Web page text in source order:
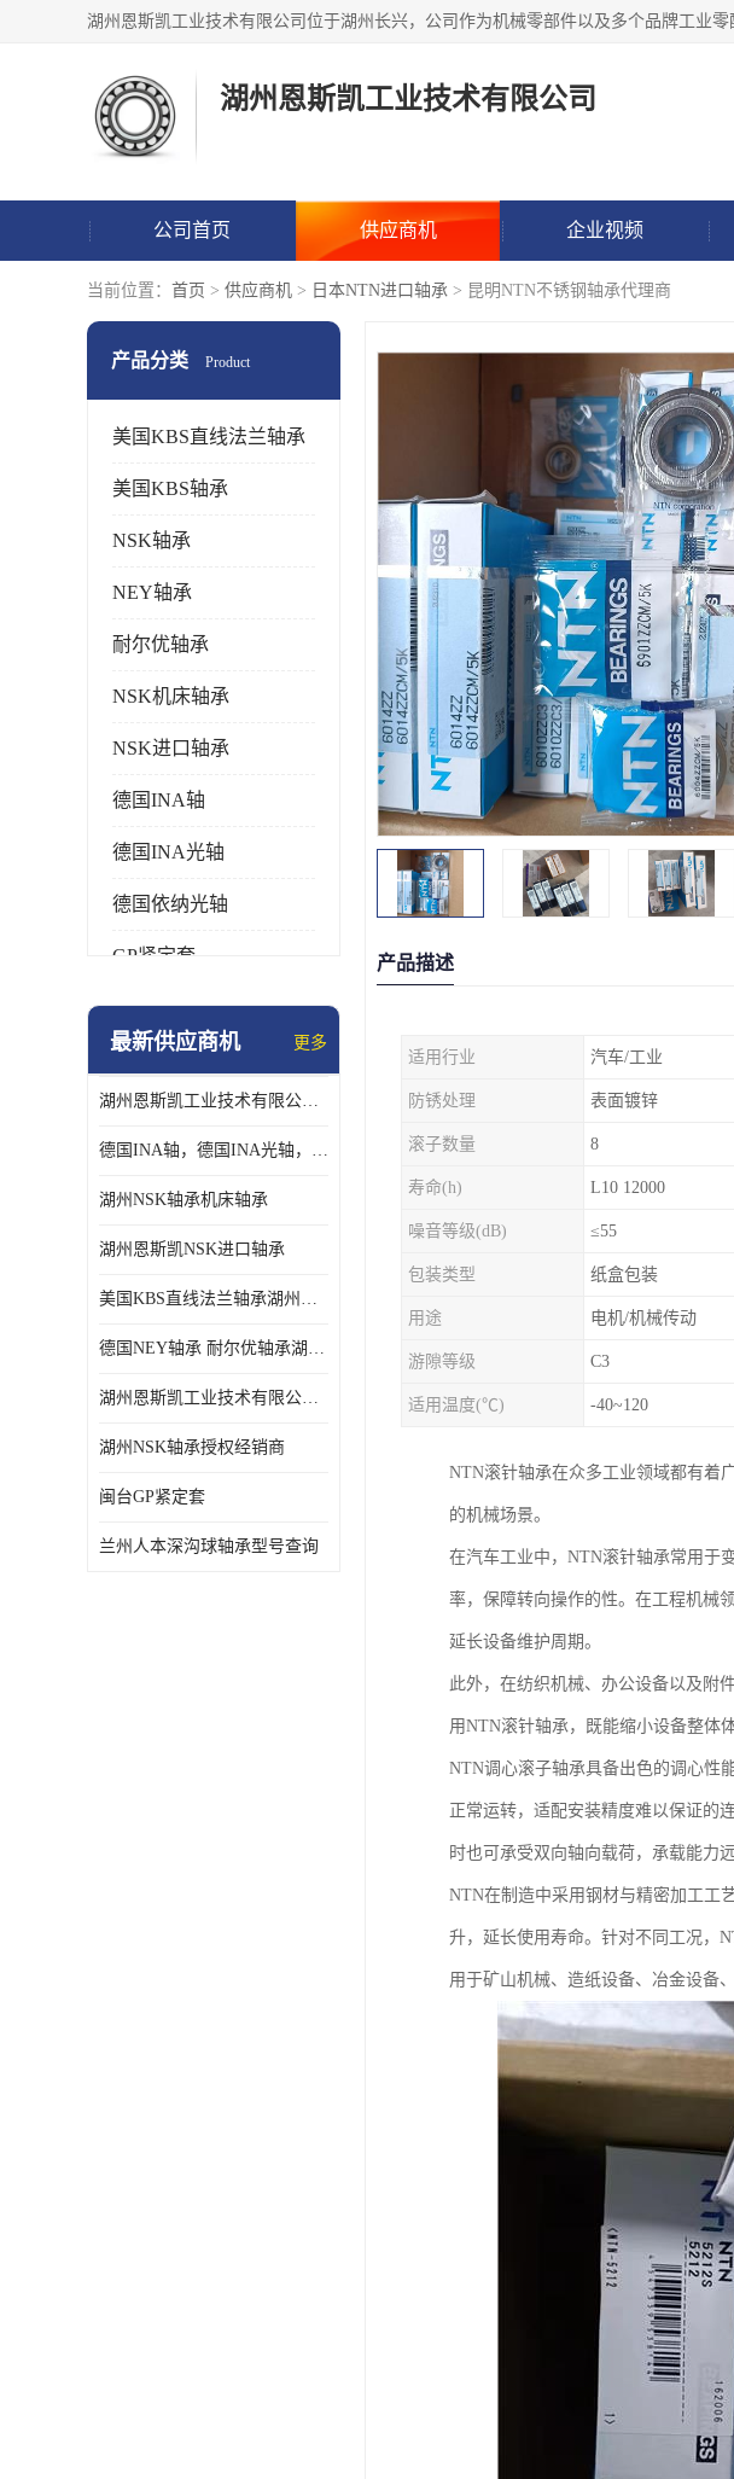
湖州恩斯凯工业技术有限公司
公司首页 供应商机 企业视频
当前位置： 首页 > 供应商机 > 日本NTN进口轴承 > 昆明NTN不锈钢轴承代理商
产品分类 Product
美国KBS直线法兰轴承
美国KBS轴承
NSK轴承
NEY轴承
耐尔优轴承
NSK机床轴承
NSK进口轴承
德国INA轴
德国INA光轴
德国依纳光轴
GP紧定套
SKF轴承
日本NSK进口轴承
德国INA进口轴承
最新供应商机 更多
湖州恩斯凯工业技术有限公司 湖州NSK轴承
德国INA轴，德国INA光轴，德国依纳光轴
湖州NSK轴承机床轴承
湖州恩斯凯NSK进口轴承
美国KBS直线法兰轴承湖州KBS轴承
德国NEY轴承 耐尔优轴承湖州代理商
湖州恩斯凯工业技术有限公司NSK轴承*经销商
湖州NSK轴承授权经销商
闽台GP紧定套
兰州人本深沟球轴承型号查询
产品描述
适用行业 汽车/工业
防锈处理 表面镀锌
滚子数量 8
寿命(h) L10 12000
噪音等级(dB) ≤55
包装类型 纸盒包装
用途 电机/机械传动
游隙等级 C3
适用温度(℃) -40~120
NTN滚针轴承在众多工业领域都有着
的机械场景。
在汽车工业中，NTN滚针轴承常用于
率，保障转向操作的性。在工程机械
延长设备维护周期。
此外，在纺织机械、办公设备以及附
用NTN滚针轴承，既能缩小设备整体
NTN调心滚子轴承具备出色的调心性
正常运转，适配安装精度难以保证的
时也可承受双向轴向载荷，承载能力
NTN在制造中采用钢材与精密加工工
升，延长使用寿命。针对不同工况，
用于矿山机械、造纸设备、冶金设备